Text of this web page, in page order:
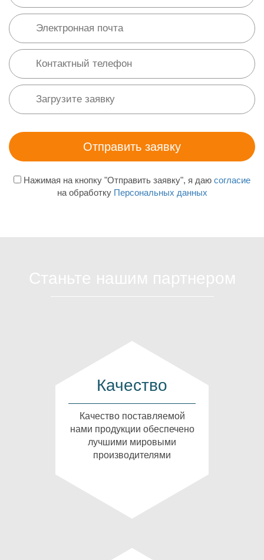
Нажимая на кнопку "Отправить заявку", я даю согласие
на обработку Персональных данных
Качество
Качество поставляемой
нами продукции обеспечено
лучшими мировыми
производителями